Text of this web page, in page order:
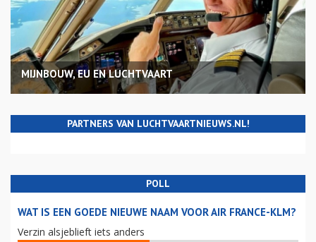
MIJNBOUW, EU EN LUCHTVAART
PARTNERS VAN LUCHTVAARTNIEUWS.NL!
POLL
WAT IS EEN GOEDE NIEUWE NAAM VOOR AIR FRANCE-KLM?
Verzin alsjeblieft iets anders